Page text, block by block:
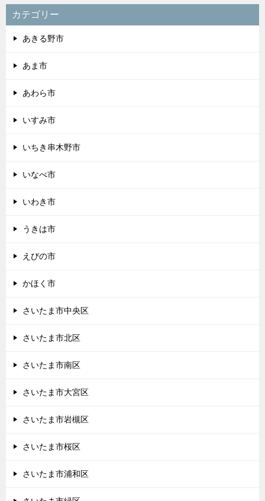
カテゴリー
あきる野市
あま市
あわら市
いすみ市
いちき串木野市
いなべ市
いわき市
うきは市
えびの市
かほく市
さいたま市中央区
さいたま市北区
さいたま市南区
さいたま市大宮区
さいたま市岩槻区
さいたま市桜区
さいたま市浦和区